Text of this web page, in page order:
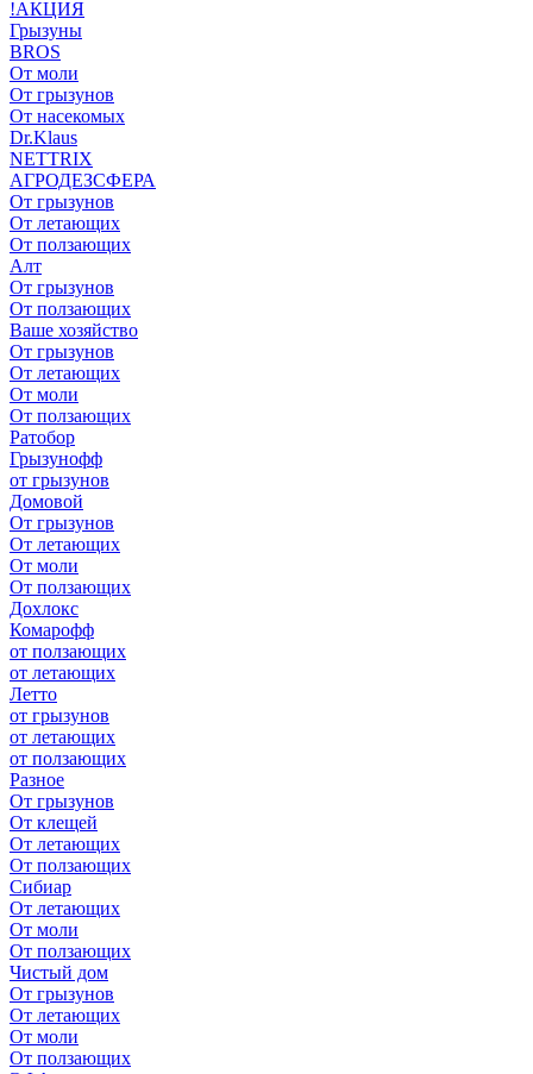
!АКЦИЯ
Грызуны
BROS
От моли
От грызунов
От насекомых
Dr.Klaus
NETTRIX
АГРОДЕЗСФЕРА
От грызунов
От летающих
От ползающих
Алт
От грызунов
От ползающих
Ваше хозяйство
От грызунов
От летающих
От моли
От ползающих
Ратобор
Грызунофф
от грызунов
Домовой
От грызунов
От летающих
От моли
От ползающих
Дохлокс
Комарофф
от ползающих
от летающих
Летто
от грызунов
от летающих
от ползающих
Разное
От грызунов
От клещей
От летающих
От ползающих
Сибиар
От летающих
От моли
От ползающих
Чистый дом
От грызунов
От летающих
От моли
От ползающих